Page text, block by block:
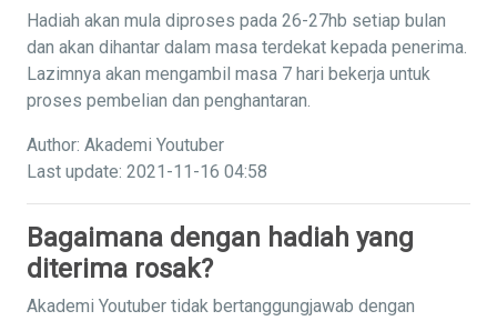
Hadiah akan mula diproses pada 26-27hb setiap bulan
dan akan dihantar dalam masa terdekat kepada penerima.
Lazimnya akan mengambil masa 7 hari bekerja untuk
proses pembelian dan penghantaran.
Author: Akademi Youtuber
Last update: 2021-11-16 04:58
Bagaimana dengan hadiah yang
diterima rosak?
Akademi Youtuber tidak bertanggungjawab dengan